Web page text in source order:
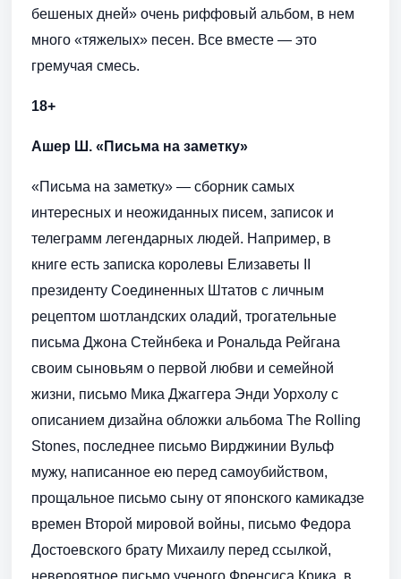
бешеных дней» очень риффовый альбом, в нем
много «тяжелых» песен. Все вместе — это
гремучая смесь.
18+
Ашер Ш. «Письма на заметку»
«Письма на заметку» — сборник самых
интересных и неожиданных писем, записок и
телеграмм легендарных людей. Например, в
книге есть записка королевы Елизаветы II
президенту Соединенных Штатов с личным
рецептом шотландских оладий, трогательные
письма Джона Стейнбека и Рональда Рейгана
своим сыновьям о первой любви и семейной
жизни, письмо Мика Джаггера Энди Уорхолу с
описанием дизайна обложки альбома The Rolling
Stones, последнее письмо Вирджинии Вульф
мужу, написанное ею перед самоубийством,
прощальное письмо сыну от японского камикадзе
времен Второй мировой войны, письмо Федора
Достоевского брату Михаилу перед ссылкой,